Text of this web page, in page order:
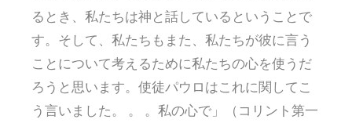
るとき、私たちは神と話しているということで
す。そして、私たちもまた、私たちが彼に言う
ことについて考えるために私たちの心を使うだ
ろうと思います。使徒パウロはこれに関してこ
う言いました。 。 。私の心で」（コリント第一